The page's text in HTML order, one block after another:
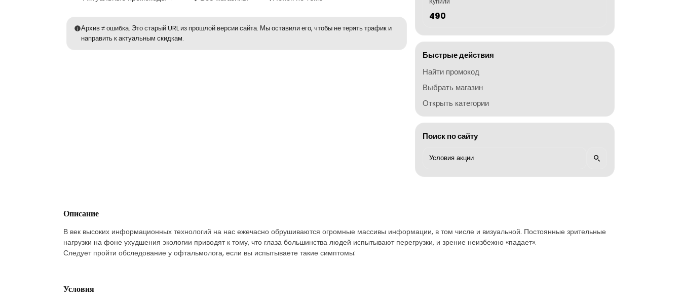
Архив ≠ ошибка. Это старый URL из прошлой версии сайта. Мы оставили его, чтобы не терять трафик и
направить к актуальным скидкам.
490
Быстрые действия
Найти промокод
Выбрать магазин
Открыть категории
Поиск по сайту
Описание
В век высоких информационных технологий на нас ежечасно обрушиваются огромные массивы информации, в том числе и визуальной. Постоянные зрительные
нагрузки на фоне ухудшения экологии приводят к тому, что глаза большинства людей испытывают перегрузки, и зрение неизбежно «падает».
Следует пройти обследование у офтальмолога, если вы испытываете такие симптомы:
Условия